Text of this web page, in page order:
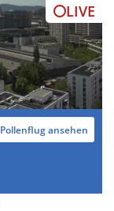
LIVE
Pollenflug ansehen